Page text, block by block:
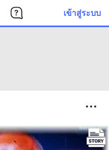
เข้าสู่ระบบ